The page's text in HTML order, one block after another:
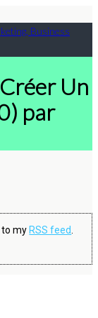
Business
Un
par
to my RSS feed.